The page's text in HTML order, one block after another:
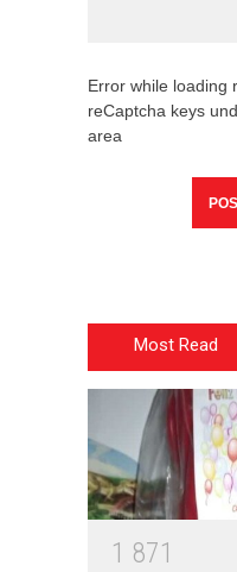
Error while loading
reCaptcha keys
area
Most Read
1 871